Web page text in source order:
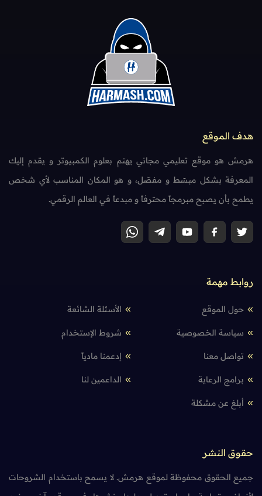
هدف الموقع
هرمش هو موقع تعليمي مجاني يهتم بعلوم الكمبيوتر و يقدم إليك
المعرفة بشكل مبسّط و مفصّل، و هو المكان المناسب لأي شخص
يطمح بأن يصبح مبرمجاً محترفاً و مبدعاً في العالم الرقمي.
روابط مهمة
حول الموقع الأسئلة الشائعة
سياسة الخصوصية شروط الإستخدام
تواصل معنا إدعمنا مادياً
برامج الرعاية الداعمين لنا
أبلغ عن مشكلة
حقوق النشر
جميع الحقوق محفوظة لموقع هرمش. لا يسمح باستخدام الشروحات